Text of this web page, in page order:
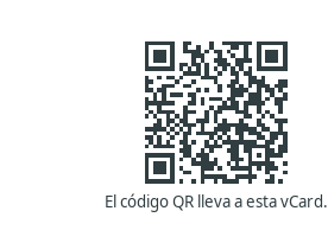
El código QR lleva a esta vCard.